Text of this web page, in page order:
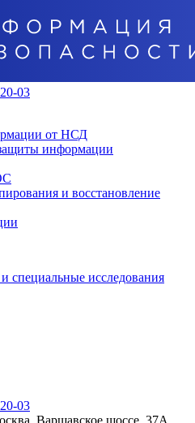
03
от НСД
информации
и восстановление
специальные исследования
03
Варшавское шоссе, 37А